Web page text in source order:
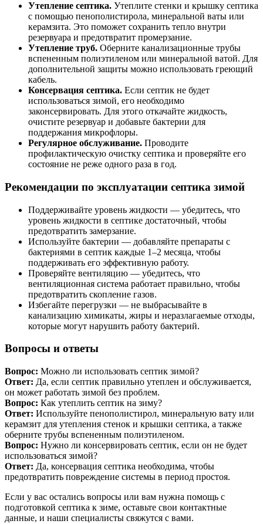
Утепление септика. Утеплите стенки и крышку септика
с помощью пенополистирола, минеральной ваты или
керамзита. Это поможет сохранить тепло внутри
резервуара и предотвратит промерзание.
Утепление труб. Оберните канализационные трубы
вспененным полиэтиленом или минеральной ватой. Для
дополнительной защиты можно использовать греющий
кабель.
Консервация септика. Если септик не будет
использоваться зимой, его необходимо
законсервировать. Для этого откачайте жидкость,
очистите резервуар и добавьте бактерии для
поддержания микрофлоры.
Регулярное обслуживание. Проводите
профилактическую очистку септика и проверяйте его
состояние не реже одного раза в год.
Рекомендации по эксплуатации септика зимой
Поддерживайте уровень жидкости — убедитесь, что
уровень жидкости в септике достаточный, чтобы
предотвратить замерзание.
Используйте бактерии — добавляйте препараты с
бактериями в септик каждые 1–2 месяца, чтобы
поддерживать его эффективную работу.
Проверяйте вентиляцию — убедитесь, что
вентиляционная система работает правильно, чтобы
предотвратить скопление газов.
Избегайте перегрузки — не выбрасывайте в
канализацию химикаты, жиры и неразлагаемые отходы,
которые могут нарушить работу бактерий.
Вопросы и ответы
Вопрос: Можно ли использовать септик зимой?
Ответ: Да, если септик правильно утеплен и обслуживается,
он может работать зимой без проблем.
Вопрос: Как утеплить септик на зиму?
Ответ: Используйте пенополистирол, минеральную вату или
керамзит для утепления стенок и крышки септика, а также
оберните трубы вспененным полиэтиленом.
Вопрос: Нужно ли консервировать септик, если он не будет
использоваться зимой?
Ответ: Да, консервация септика необходима, чтобы
предотвратить повреждение системы в период простоя.
Если у вас остались вопросы или вам нужна помощь с
подготовкой септика к зиме, оставьте свои контактные
данные, и наши специалисты свяжутся с вами.